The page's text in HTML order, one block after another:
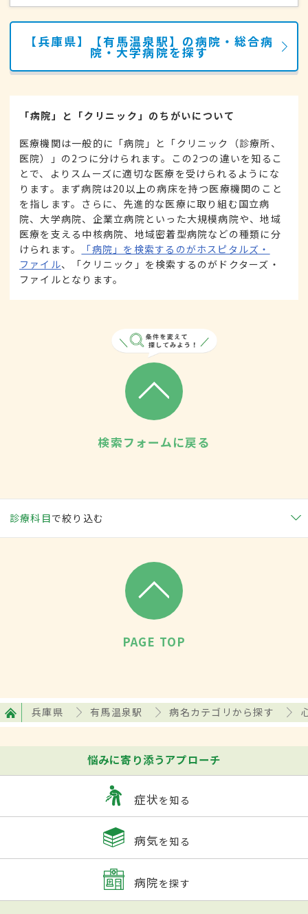
【兵庫県】【有馬温泉駅】の病院・総合病
院・大学病院を探す
「病院」と「クリニック」のちがいについて
医療機関は一般的に「病院」と「クリニック（診療所、
医院）」の2つに分けられます。この2つの違いを知るこ
とで、よりスムーズに適切な医療を受けられるようにな
ります。まず病院は20以上の病床を持つ医療機関のこと
を指します。さらに、先進的な医療に取り組む国立病
院、大学病院、企業立病院といった大規模病院や、地域
医療を支える中核病院、地域密着型病院などの種類に分
けられます。
「病院」を検索するのがホスピタルズ・
ファイル、「クリニック」を検索するのがドクターズ・
ファイルとなります。
検索フォームに戻る
診療科目で絞り込む
PAGE TOP
兵庫県 有馬温泉駅 病名カテゴリから探す
悩みに寄り添うアプローチ
症状を知る
病気を知る
病院を探す